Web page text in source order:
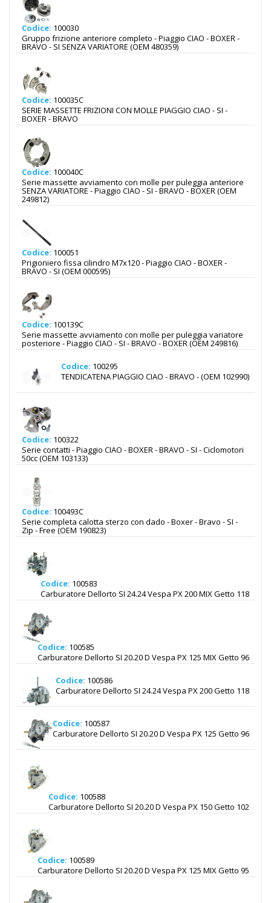
Codice: 100030
Gruppo frizione anteriore completo - Piaggio CIAO - BOXER -
BRAVO - SI SENZA VARIATORE (OEM 480359)
Codice: 100035C
SERIE MASSETTE FRIZIONI CON MOLLE PIAGGIO CIAO - SI -
BOXER - BRAVO
Codice: 100040C
Serie massette avviamento con molle per puleggia anteriore
SENZA VARIATORE - Piaggio CIAO - SI - BRAVO - BOXER (OEM
249812)
Codice: 100051
Prigioniero fissa cilindro M7x120 - Piaggio CIAO - BOXER -
BRAVO - SI (OEM 000595)
Codice: 100139C
Serie massette avviamento con molle per puleggia variatore
posteriore - Piaggio CIAO - SI - BRAVO - BOXER (OEM 249816)
Codice: 100295
TENDICATENA PIAGGIO CIAO - BRAVO - (OEM 102990)
Codice: 100322
Serie contatti - Piaggio CIAO - BOXER - BRAVO - SI - Ciclomotori
50cc (OEM 103133)
Codice: 100493C
Serie completa calotta sterzo con dado - Boxer - Bravo - SI -
Zip - Free (OEM 190823)
Codice: 100583
Carburatore Dellorto SI 24.24 Vespa PX 200 MIX Getto 118
Codice: 100585
Carburatore Dellorto SI 20.20 D Vespa PX 125 MIX Getto 96
Codice: 100586
Carburatore Dellorto SI 24.24 Vespa PX 200 Getto 118
Codice: 100587
Carburatore Dellorto SI 20.20 D Vespa PX 125 Getto 96
Codice: 100588
Carburatore Dellorto SI 20.20 D Vespa PX 150 Getto 102
Codice: 100589
Carburatore Dellorto SI 20.20 D Vespa PX 125 MIX Getto 95